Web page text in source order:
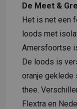
De Meet &
Het is net een
loods met
Amersfoortse
De loods is
oranje geklede
thee.
Flextra en